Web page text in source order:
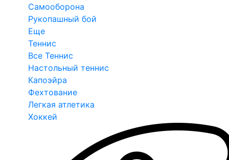
Самооборона
Рукопашный бой
Еще
Теннис
Все Теннис
Настольный теннис
Капоэйра
Фехтование
Легкая атлетика
Хоккей